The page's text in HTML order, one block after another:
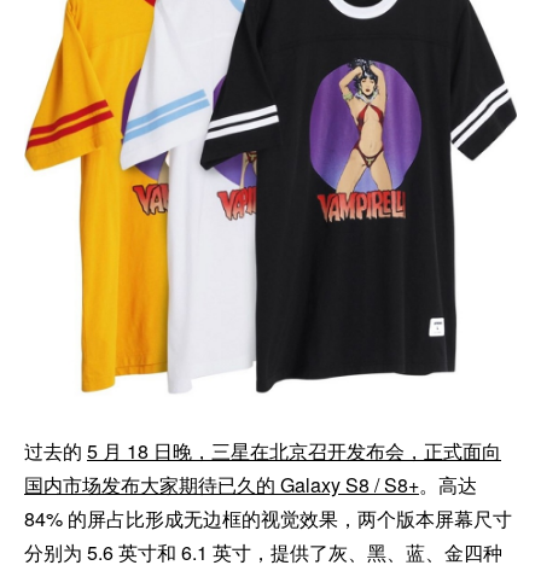
过去的 5 月 18 日晚，三星在北京召开发布会，正式面向
国内市场发布大家期待已久的 Galaxy S8 / S8+。高达
84% 的屏占比形成无边框的视觉效果，两个版本屏幕尺寸
分别为 5.6 英寸和 6.1 英寸，提供了灰、黑、蓝、金四种